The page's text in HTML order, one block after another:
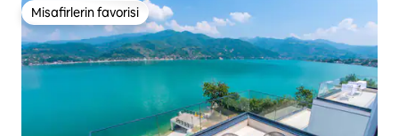
Misafirlerin favorisi
Misafirlerin favorisi